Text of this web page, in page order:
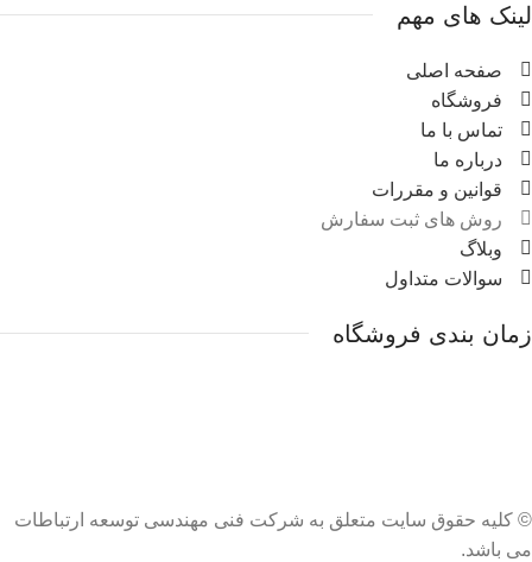
لینک های مهم
صفحه اصلی
فروشگاه
تماس با ما
درباره ما
قوانین و مقررات
روش های ثبت سفارش
وبلاگ
سوالات متداول
زمان بندی فروشگاه
© کلیه حقوق سایت متعلق به شرکت فنی مهندسی توسعه ارتباطات
می باشد.